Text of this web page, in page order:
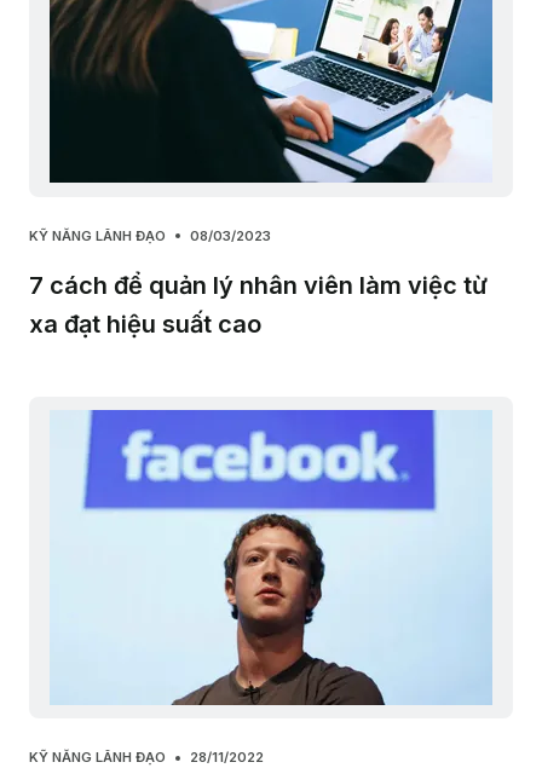
KỸ NĂNG LÃNH ĐẠO 08/03/2023
7 cách để quản lý nhân viên làm việc từ
xa đạt hiệu suất cao
KỸ NĂNG LÃNH ĐẠO 28/11/2022